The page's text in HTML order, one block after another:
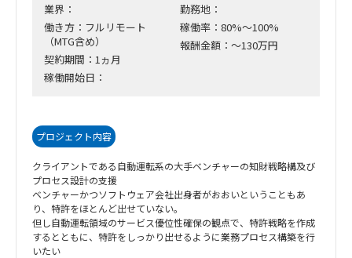
業界：
働き方：フルリモート
（MTG含め）
契約期間：1ヵ月
稼働開始日：
勤務地：
稼働率：80%～100%
報酬金額：～130万円
プロジェクト内容
クライアントである自動運転系の大手ベンチャーの知財戦略構及び
プロセス設計の支援
ベンチャーかつソフトウェア会社出身者がおおいということもあ
り、特許をほとんど出せていない。
但し自動運転領域のサービス優位性確保の観点で、特許戦略を作成
するとともに、特許をしっかり出せるように業務プロセス構築を行
いたい